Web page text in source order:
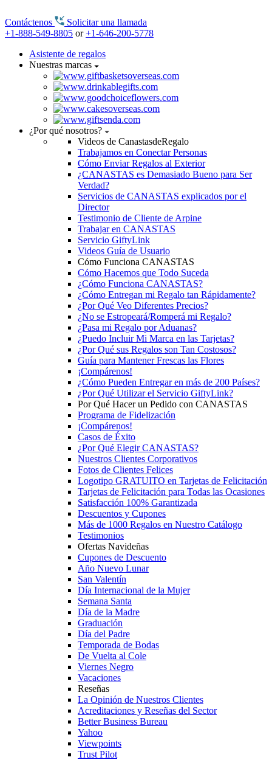
Contáctenos
Solicitar una llamada
+1-888-549-8805 or+1-646-200-5778
Asistente de regalos
Nuestras marcas
¿Por qué nosotros?
Videos de CanastasdeRegalo
Trabajamos en Conectar Personas
Cómo Enviar Regalos al Exterior
¿CANASTAS es Demasiado Bueno para Ser
Verdad?
Servicios de CANASTAS explicados por el
Director
Testimonio de Cliente de Arpine
Trabajar en CANASTAS
Servicio GiftyLink
Videos Guía de Usuario
Cómo Funciona CANASTAS
Cómo Hacemos que Todo Suceda
¿Cómo Funciona CANASTAS?
¿Cómo Entregan mi Regalo tan Rápidamente?
¿Por Qué Veo Diferentes Precios?
¿No se Estropeará/Romperá mi Regalo?
¿Pasa mi Regalo por Aduanas?
¿Puedo Incluir Mi Marca en las Tarjetas?
¿Por Qué sus Regalos son Tan Costosos?
Guía para Mantener Frescas las Flores
¡Compárenos!
¿Cómo Pueden Entregar en más de 200 Países?
¿Por Qué Utilizar el Servicio GiftyLink?
Por Qué Hacer un Pedido con CANASTAS
Programa de Fidelización
¡Compárenos!
Casos de Éxito
¿Por Qué Elegir CANASTAS?
Nuestros Clientes Corporativos
Fotos de Clientes Felices
Logotipo GRATUITO en Tarjetas de Felicitación
Tarjetas de Felicitación para Todas las Ocasiones
Satisfacción 100% Garantizada
Descuentos y Cupones
Más de 1000 Regalos en Nuestro Catálogo
Testimonios
Ofertas Navideñas
Cupones de Descuento
Año Nuevo Lunar
San Valentín
Día Internacional de la Mujer
Semana Santa
Día de la Madre
Graduación
Día del Padre
Temporada de Bodas
De Vuelta al Cole
Viernes Negro
Vacaciones
Reseñas
La Opinión de Nuestros Clientes
Acreditaciones y Reseñas del Sector
Better Business Bureau
Yahoo
Viewpoints
Trust Pilot